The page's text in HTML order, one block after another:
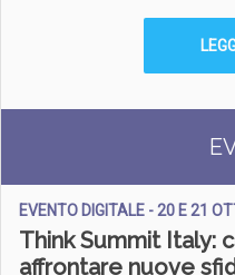
EVENTO DIGITALE - 20 E 21
Think Summit Italy:
affrontare nuove